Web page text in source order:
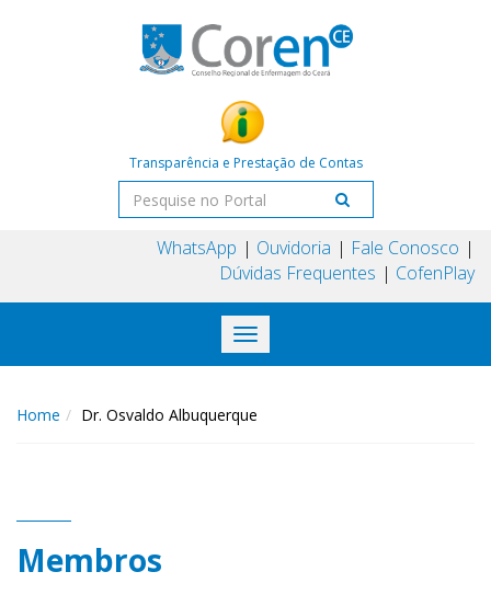
Transparência e Prestação de Contas
WhatsApp Ouvidoria
Fale Conosco
Dúvidas Frequentes
CofenPlay
Toggle
navigation
Home Dr. Osvaldo Albuquerque
Membros